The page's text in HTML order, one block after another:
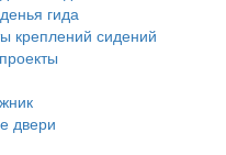
гида
креплений сидений
двери